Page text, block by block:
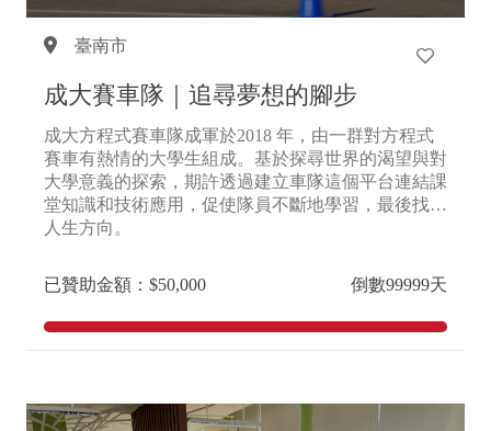
臺南市
成大賽車隊｜追尋夢想的腳步
成大方程式賽車隊成軍於2018 年，由一群對方程式
賽車有熱情的大學生組成。基於探尋世界的渴望與對
大學意義的探索，期許透過建立車隊這個平台連結課
堂知識和技術應用，促使隊員不斷地學習，最後找到
人生方向。
已贊助金額：$50,000 倒數99999天